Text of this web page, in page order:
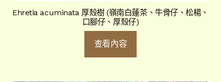
Ehretia acuminata 厚殼樹 (嶺南白蓮茶、牛骨仔、松楊、
口腳仔、厚殼仔)
查看內容